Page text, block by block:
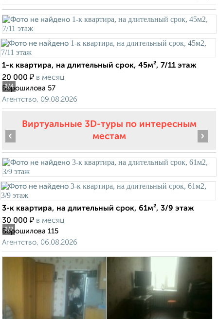
2/4
1-к квартира, на длительный срок, 45м², 7/11 этаж
20 000 ₽ в месяц
Ворошилова 57
Агентство, 09.08.2026
Виртуальные 3D-туры по интересным
местам
2/7
‹ ›
3-к квартира, на длительный срок, 61м², 3/9 этаж
30 000 ₽ в месяц
Ворошилова 115
Агентство, 06.08.2026